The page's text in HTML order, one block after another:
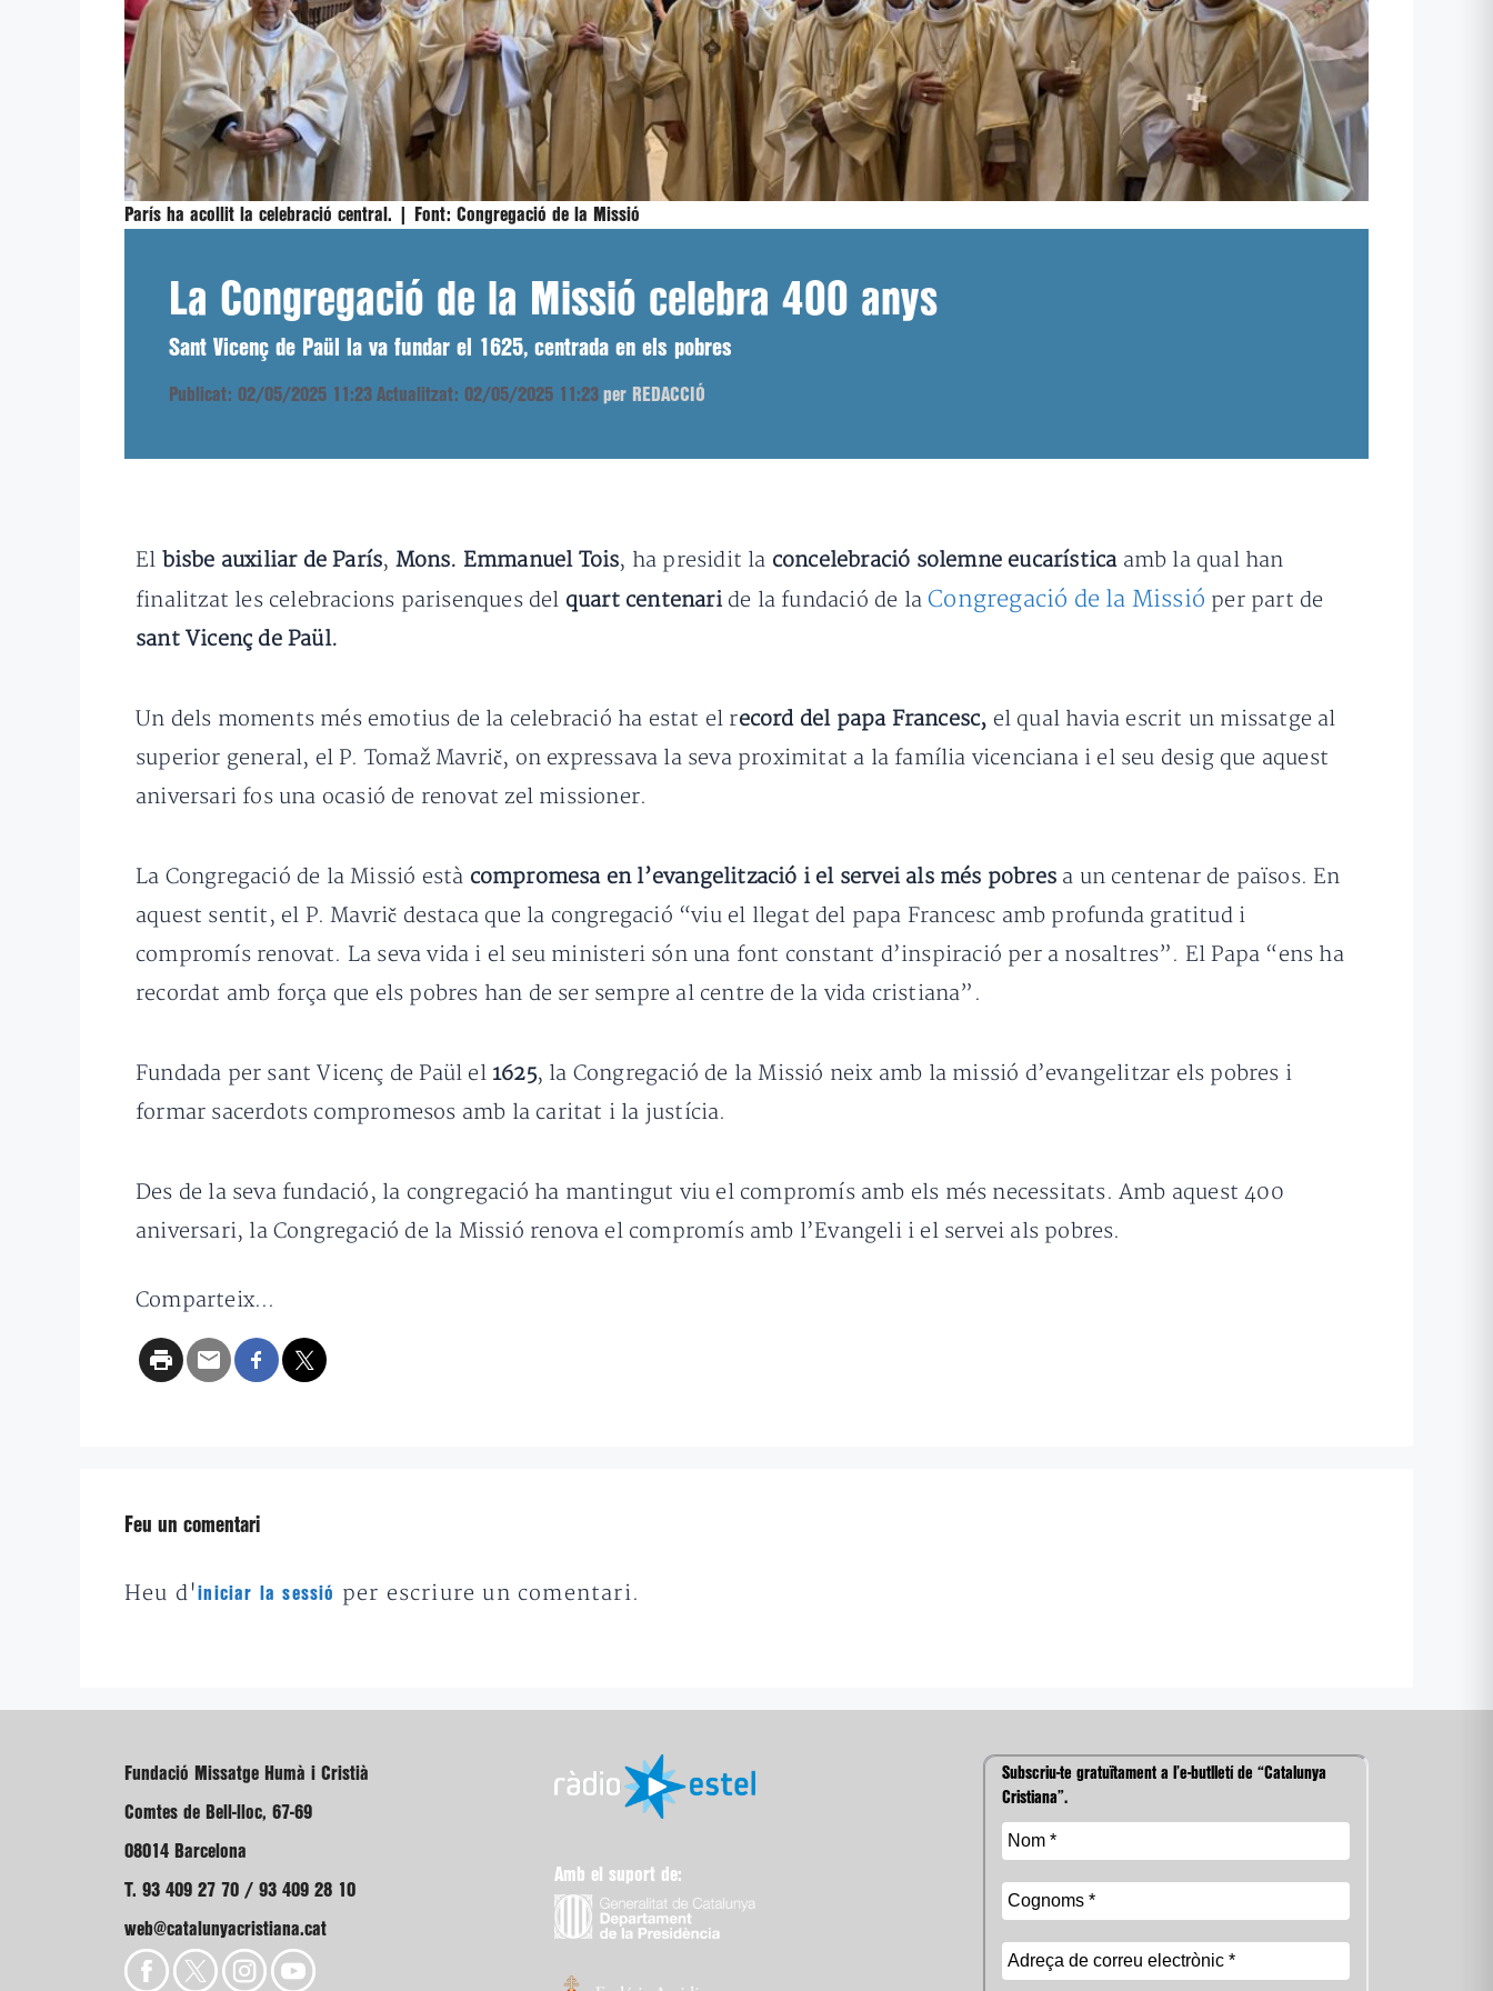
París ha acollit la celebració central. | Font: Congregació de la Missió
La Congregació de la Missió celebra 400 anys
Sant Vicenç de Paül la va fundar el 1625, centrada en els pobres
Publicat: 02/05/2025 11:23 Actualitzat: 02/05/2025 11:23 per REDACCIÓ
El bisbe auxiliar de París, Mons. Emmanuel Tois, ha presidit la concelebració solemne eucarísticaamb la qual han
finalitzat les celebracions parisenques del quart centenari de la fundació de laCongregació de la Missió per part de
sant Vicenç de Paül.
Un dels moments més emotius de la celebració ha estat el record del papa Francesc, el qual havia escrit un missatge al
superior general, el P. Tomaž Mavrič, on expressava la seva proximitat a la família vicenciana i el seu desig que aquest
aniversari fos una ocasió de renovat zel missioner.
La Congregació de la Missió està compromesa en l’evangelització i el servei als més pobres a un centenar de països. En
aquest sentit, el P. Mavrič destaca que la congregació “viu el llegat del papa Francesc amb profunda gratitud i
compromís renovat. La seva vida i el seu ministeri són una font constant d’inspiració per a nosaltres”. El Papa “ens ha
recordat amb força que els pobres han de ser sempre al centre de la vida cristiana”.
Fundada per sant Vicenç de Paül el 1625, la Congregació de la Missió neix amb la missió d’evangelitzar els pobres i
formar sacerdots compromesos amb la caritat i la justícia.
Des de la seva fundació, la congregació ha mantingut viu el compromís amb els més necessitats. Amb aquest 400
aniversari, la Congregació de la Missió renova el compromís amb l’Evangeli i el servei als pobres.
Comparteix...
Feu un comentari
Heu d'iniciar la sessió per escriure un comentari.
Fundació Missatge Humà i Cristià
Comtes de Bell-lloc, 67-69
08014 Barcelona
T. 93 409 27 70 / 93 409 28 10
web@catalunyacristiana.cat
Amb el suport de:
Subscriu-te gratuïtament a l’e-butlletí de “Catalunya
Cristiana”.